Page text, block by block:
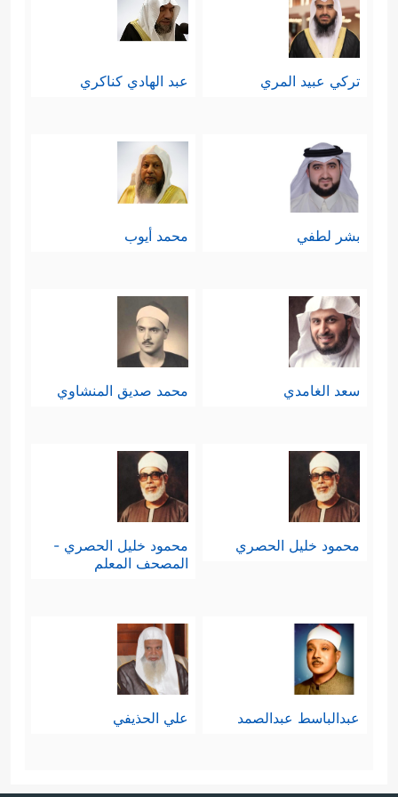
الشيطان
﴿وَلَا تَمُدَّنَّ عَیۡنَیۡكَ إِلَىٰ مَا مَتَّعۡنَا بِهِۦۤ
أَزۡوَ ٰ⁠جࣰا مِّنۡهُمۡ زَهۡرَةَ ٱلۡحَیَوٰةِ ٱلدُّنۡیَا لِنَفۡتِنَهُمۡ فِیهِۚ وَرِزۡقُ
تركي عبيد المري عبد الهادي كناكري
بشر لطفي محمد أيوب
سعد الغامدي محمد صديق المنشاوي
محمود خليل الحصري
محمود خليل الحصري -
المصحف المعلم
عبدالباسط عبدالصمد علي الحذيفي